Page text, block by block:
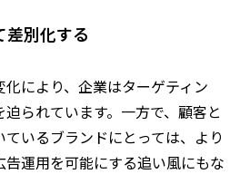
差別化する
により、企業はターゲティン
られています。一方で、顧客と
いるブランドにとっては、より
運用を可能にする追い風にもな